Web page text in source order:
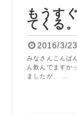
もうす
てくる
2016/3/23
みなさんこんば
ん飲んでますか
ましたが、 ...